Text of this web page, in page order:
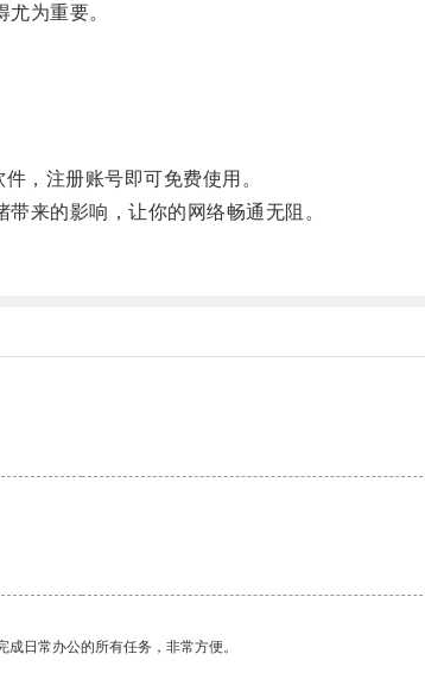
为重要。
，注册账号即可免费使用。
来的影响，让你的网络畅通无阻。
日常办公的所有任务，非常方便。